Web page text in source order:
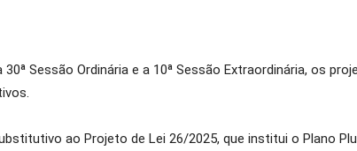
Sessão Ordinária e a 10ª Sessão Extraordinária, os
ao Projeto de Lei 26/2025, que institui o Plano